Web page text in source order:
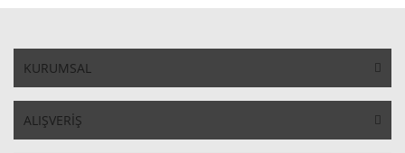
KURUMSAL
ALIŞVERİŞ